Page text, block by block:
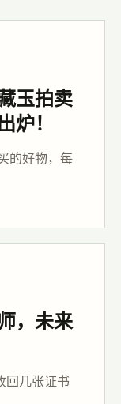
玉拍卖
炉！
的好物，每
，未来
回几张证书